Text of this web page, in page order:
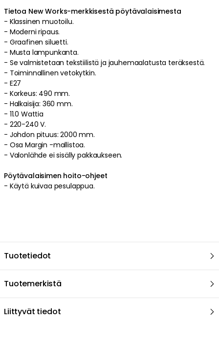
Tietoa New Works-merkkisestä pöytävalaisimesta
- Klassinen muotoilu.
- Moderni ripaus.
- Graafinen siluetti.
- Musta lampunkanta.
- Se valmistetaan tekstiilistä ja jauhemaalatusta teräksestä.
- Toiminnallinen vetokytkin.
- E27
- Korkeus: 490 mm.
- Halkaisija: 360 mm.
- 11.0 Wattia
- 220-240 V.
- Johdon pituus: 2000 mm.
- Osa Margin -mallistoa.
- Valonlähde ei sisälly pakkaukseen.
Pöytävalaisimen hoito-ohjeet
- Käytä kuivaa pesulappua.
Tuotetiedot
Tuotemerkistä
Liittyvät tiedot